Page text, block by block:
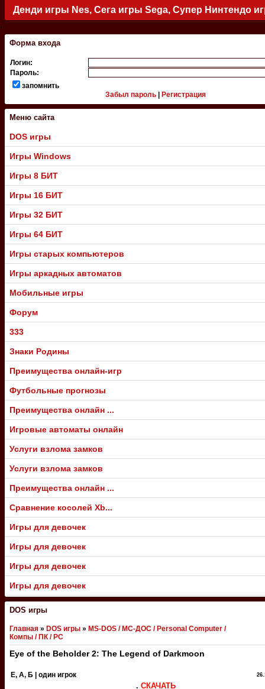
Денди игры Nes, Сега игры Sega, Супер Нинтендо
.
Форма входа
Логин:
Пароль:
запомнить
Забыл пароль
Регистрация
Меню сайта
DOS игры
Игры Windows
Игры 8 БИТ
Игры 16 БИТ
Игры 32 БИТ
Игры 64 БИТ
Игры старых компьютеров
Игры аркадных автоматов
Мобильные игры
Форум
333
Знаки Родины
Преимущества онлайн-игр
Футбольные прогнозы
Преимущества онлайн ...
Игровые автоматы онлайн
Услуги взлома замков
Услуги взлома замков
Преимущества онлайн ...
Сравнение косолей Xb...
Игры для девочек
Игры для девочек
Игры для девочек
Игры для девочек
DOS игры
Главная » DOS игры » MS-DOS / МС-ДОС / Personal Computer /
Компы / ПК / PC
Eye of the Beholder 2: The Legend of Darkmoon
E, А, Б | один игрок
. СКАЧАТЬ